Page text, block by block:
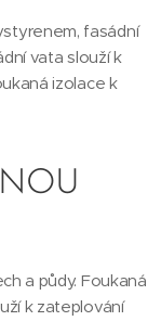
fasádní
vata slouží k
izolace k
a půdy. Foukaná
k zateplování